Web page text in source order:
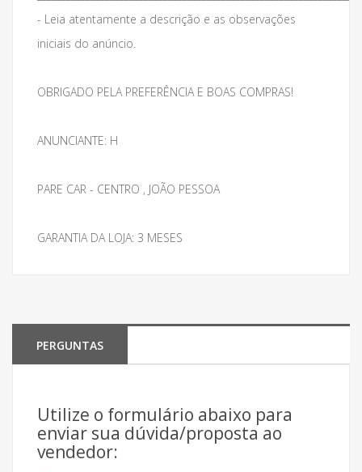
- Leia atentamente a descrição e as observações
iniciais do anúncio.
OBRIGADO PELA PREFERÊNCIA E BOAS COMPRAS!
ANUNCIANTE: H
PARE CAR - CENTRO , JOÃO PESSOA
GARANTIA DA LOJA: 3 MESES
PERGUNTAS
Utilize o formulário abaixo para
enviar sua dúvida/proposta ao
vendedor: